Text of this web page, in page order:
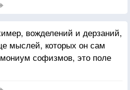
вожделений и дерзаний,
мыслей, которых он сам
софизмов, это поле